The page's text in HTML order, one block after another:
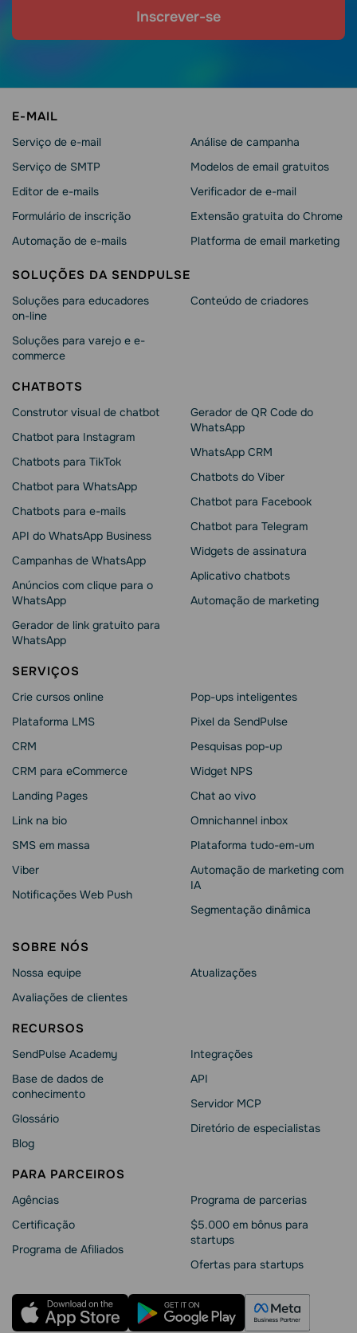
Inscrever-se
E-MAIL
Serviço de e-mail
Serviço de SMTP
Editor de e-mails
Formulário de inscrição
Automação de e-mails
Análise de campanha
Modelos de email gratuitos
Verificador de e-mail
Extensão gratuita do Chrome
Platforma de email marketing
SOLUÇÕES DA SENDPULSE
Soluções para educadores
on-line
Soluções para varejo e e-
commerce
Conteúdo de criadores
CHATBOTS
Construtor visual de chatbot
Chatbot para Instagram
Chatbots para TikTok
Chatbot para WhatsApp
Chatbots para e-mails
API do WhatsApp Business
Campanhas de WhatsApp
Anúncios com clique para o
WhatsApp
Gerador de link gratuito para
WhatsApp
Gerador de QR Code do
WhatsApp
WhatsApp CRM
Chatbots do Viber
Chatbot para Facebook
Chatbot para Telegram
Widgets de assinatura
Aplicativo chatbots
Automação de marketing
SERVIÇOS
Crie cursos online
Plataforma LMS
CRM
CRM para eCommerce
Landing Pages
Link na bio
SMS em massa
Viber
Notificações Web Push
Pop-ups inteligentes
Pixel da SendPulse
Pesquisas pop-up
Widget NPS
Chat ao vivo
Omnichannel inbox
Plataforma tudo-em-um
Automação de marketing com
IA
Segmentação dinâmica
SOBRE NÓS
Nossa equipe
Avaliações de clientes
Atualizações
RECURSOS
SendPulse Academy
Base de dados de
conhecimento
Glossário
Blog
Integrações
API
Servidor MCP
Diretório de especialistas
PARA PARCEIROS
Agências
Сertificação
Programa de Afiliados
Programa de parcerias
$5.000 em bônus para
startups
Ofertas para startups